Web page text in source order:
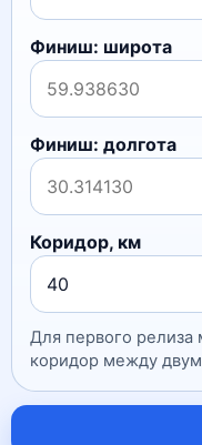
Финиш: широта
Финиш: долгота
Коридор, км
Для первого релиза
коридор между